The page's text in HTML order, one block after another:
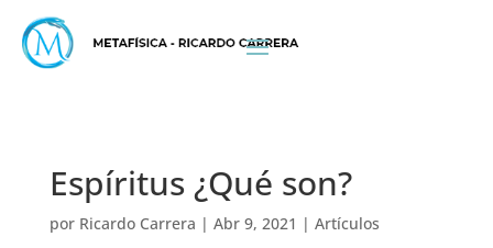
Espíritus ¿Qué son?
por Ricardo Carrera | Abr 9, 2021 | Artículos